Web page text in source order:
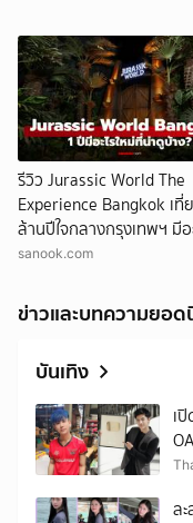
รีวิว Jurassic World The
Experience Bangkok เที่
ล้านปีใจกลางกรุงเทพฯ มีอ
บ้าง?
sanook.com
ข่าวและบทความยอ
บันเทิง
เ
ข
ล